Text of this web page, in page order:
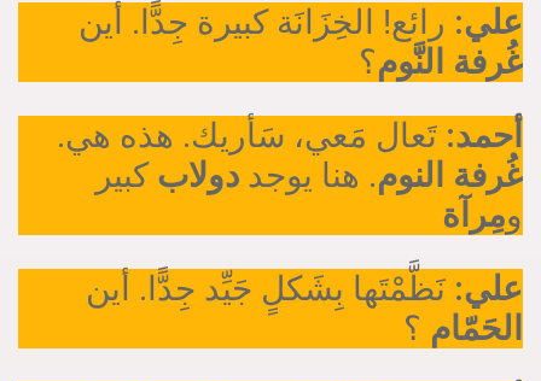
علي: رائع! الخِزَانَة كبيرة جِدًّا. أين
غُرفة النَّوم؟
.
أحمد: تَعال مَعي، سَأريك. هذه هي
غُرفة النوم. هنا يوجد دولاب كبير
ومِرآة
علي: نَظَّمْتَها بِشَكلٍ جَيِّد جِدًّا. أين
الحَمّام ؟